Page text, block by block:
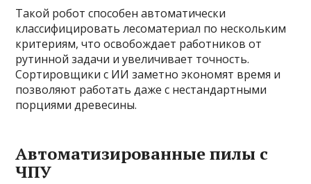
Такой робот способен автоматически
классифицировать лесоматериал по нескольким
критериям, что освобождает работников от
рутинной задачи и увеличивает точность.
Сортировщики с ИИ заметно экономят время и
позволяют работать даже с нестандартными
порциями древесины.
Автоматизированные пилы с
ЧПУ